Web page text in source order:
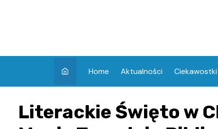
Home Aktualności Ciekawostki
Literackie Święto w